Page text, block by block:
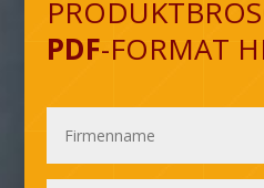
PDF-FORMAT